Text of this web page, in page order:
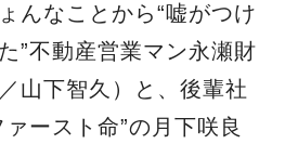
んなことから“嘘がつけ
”不動産営業マン永瀬財
山下智久）と、後輩社
ースト命”の月下咲良